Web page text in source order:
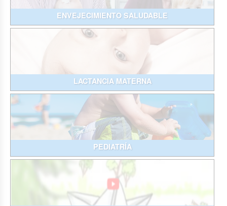
ENVEJECIMIENTO SALUDABLE
LACTANCIA MATERNA
PEDIATRÍA